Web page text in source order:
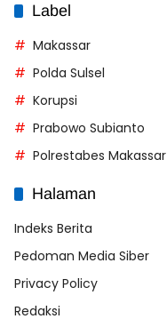
Label
Makassar
Polda Sulsel
Korupsi
Prabowo Subianto
Polrestabes Makassar
Halaman
Indeks Berita
Pedoman Media Siber
Privacy Policy
Redaksi